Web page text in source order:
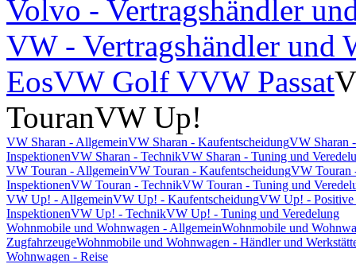
Volvo - Vertragshändler
VW - Vertragshändler und
EosVW Golf VVW Passat
TouranVW Up!
VW Sharan - AllgemeinVW Sharan - KaufentscheidungVW Sharan
InspektionenVW Sharan - TechnikVW Sharan - Tuning und
VW Touran - AllgemeinVW Touran - KaufentscheidungVW Touran
InspektionenVW Touran - TechnikVW Touran - Tuning und
VW Up! - AllgemeinVW Up! - KaufentscheidungVW Up! - Positive
InspektionenVW Up! - TechnikVW Up! - Tuning und Veredelung
Wohnmobile und Wohnwagen - AllgemeinWohnmobile und
ZugfahrzeugeWohnmobile und Wohnwagen - Händler und
Wohnwagen - Reise